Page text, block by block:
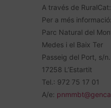
A través de RuralCat:
Per a més informació:
Parc Natural del
Medes i el Baix Ter
Passeig del Port, s/
17258 L’Estartit
Tel.: 972 75 17 01
A/e: